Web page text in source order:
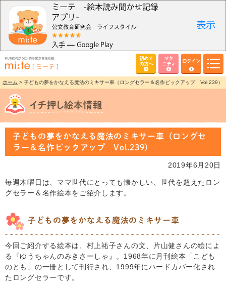
初めて
の方へ
マタ
ニティ
ログイン
ホーム > 子どもの夢をかなえる魔法のミキサー車（ロングセラー＆名作ピックアップ Vol.239）
子どもの夢をかなえる魔法のミキサー車（ロングセ
ラー＆名作ピックアップ Vol.239）
2019年6月20日
毎週木曜日は、ママ世代にとっても懐かしい、世代を超えたロン
グセラー＆名作絵本をご紹介します。
子どもの夢をかなえる魔法のミキサー車
今回ご紹介する絵本は、村上祐子さんの文、片山健さんの絵によ
る『ゆうちゃんのみきさーしゃ』。1968年に月刊絵本「こども
のとも」の一冊として刊行され、1999年にハードカバー化され
たロングセラーです。